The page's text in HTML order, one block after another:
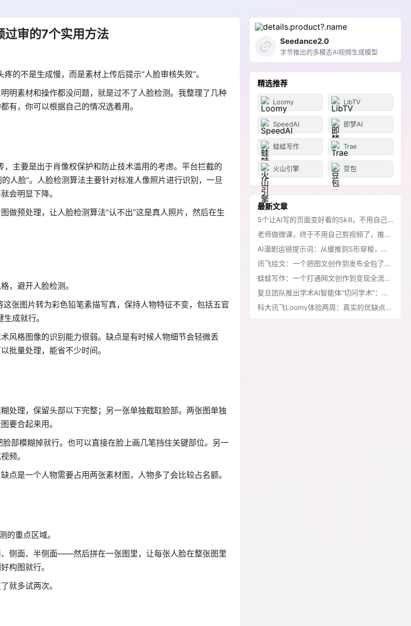
审的7个实用方法
的不是生成慢，而是素材上传后提示“人脸审核失败”。
明素材和操作都没问题，就是过不了人脸检测。我整理了几种
有，你可以根据自己的情况选着用。
主要是出于肖像权保护和防止技术滥用的考虑。平台拦截的
人脸”。人脸检测算法主要针对标准人像照片进行识别，一旦
会明显下降。
做预处理，让人脸检测算法“认不出”这是真人照片，然后在生
，避开人脸检测。
张图片转为彩色铅笔素描写真，保持人物特征不变，包括五官
生成就行。
风格图像的识别能力很弱。缺点是有时候人物细节会轻微丢
批量处理，能省不少时间。
处理，保留头部以下完整；另一张单独截取脸部。两张图单独
要合起来用。
部模糊掉就行。也可以直接在脸上画几笔挡住关键部位。另一
频。
点是一个人物需要占用两张素材图，人物多了会比较占名额。
的重点区域。
侧面、半侧面——然后拼在一张图里，让每张人脸在整张图里
构图就行。
就多试两次。
Seedance2.0
字节推出的多模态AI视频生成模型
精选推荐
Loomy LibTV
SpeedAI 即梦AI
蛙蛙写作 Trae
火山引擎 豆包
最新文章
5个让AI写的页面变好看的Skill，不用自己调样式
老师做微课，终于不用自己剪视频了，推荐VibeKnow
AI漫剧运镜提示词：从缓推到S形穿梭，覆盖情绪叙事与转场实战
讯飞绘文：一个把图文创作到发布全包了的AI工作台
蛙蛙写作：一个打通网文创作到变现全流程的AI工作台
复旦团队推出学术AI智能体“切问学术”：从想idea到跑实验，帮你搞定科研体力活
科大讯飞Loomy体验两周：真实的优缺点都在这了